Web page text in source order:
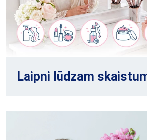
Laipni lūdzam